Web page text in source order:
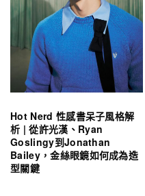
Hot Nerd 性感書呆子風格解
析 | 從許光漢、Ryan
Goslingy到Jonathan
Bailey，金絲眼鏡如何成為造
型關鍵